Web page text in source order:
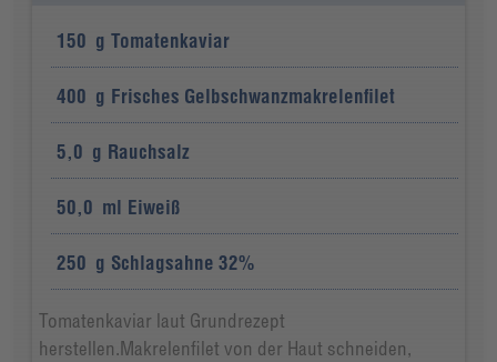
150 g Tomatenkaviar
400 g Frisches Gelbschwanzmakrelenfilet
5,0 g Rauchsalz
50,0 ml Eiweiß
250 g Schlagsahne 32%
Tomatenkaviar laut Grundrezept
herstellen.Makrelenfilet von der Haut schneiden,